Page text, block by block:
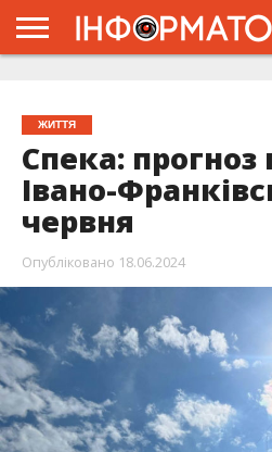
ЖИТТЯ
Спека: прогноз
Івано-
червня
Опубліковано 18.06.2024